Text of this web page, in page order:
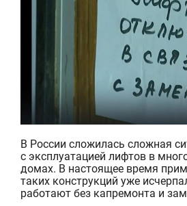
В России сложилась сложная ситуация, связанная
с эксплуатацией лифтов в
домах. В настоящее время
таких конструкций уже
работают без капремонта и